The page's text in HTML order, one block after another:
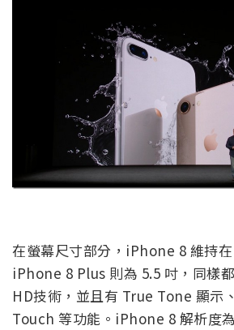
在螢幕尺寸部分，iPhone 8 維持在
iPhone 8 Plus 則為 5.5 吋，同樣
HD技術，並且有 True Tone 顯示
Touch 等功能。iPhone 8 解析度